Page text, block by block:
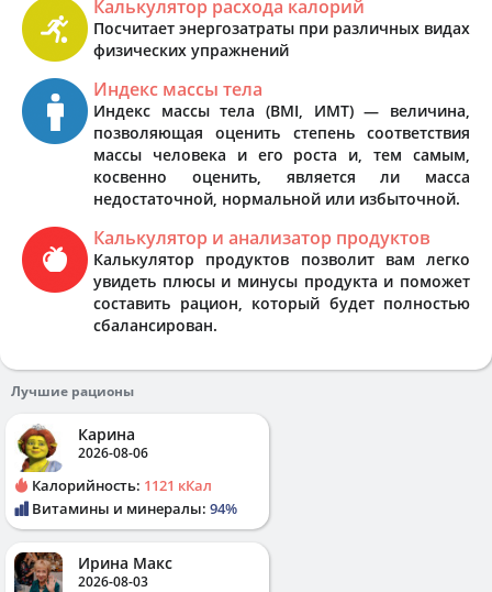
Калькулятор расхода калорий
Посчитает энергозатраты при различных видах
физических упражнений
Индекс массы тела
Индекс массы тела (BMI, ИМТ) — величина,
позволяющая оценить степень соответствия
массы человека и его роста и, тем самым,
косвенно оценить, является ли масса
недостаточной, нормальной или избыточной.
Калькулятор и анализатор продуктов
Калькулятор продуктов позволит вам легко
увидеть плюсы и минусы продукта и поможет
составить рацион, который будет полностью
сбалансирован.
Лучшие рационы
Карина
2026-08-06
Калорийность: 1121 кКал
Витамины и минералы: 94%
Ирина Макс
2026-08-03